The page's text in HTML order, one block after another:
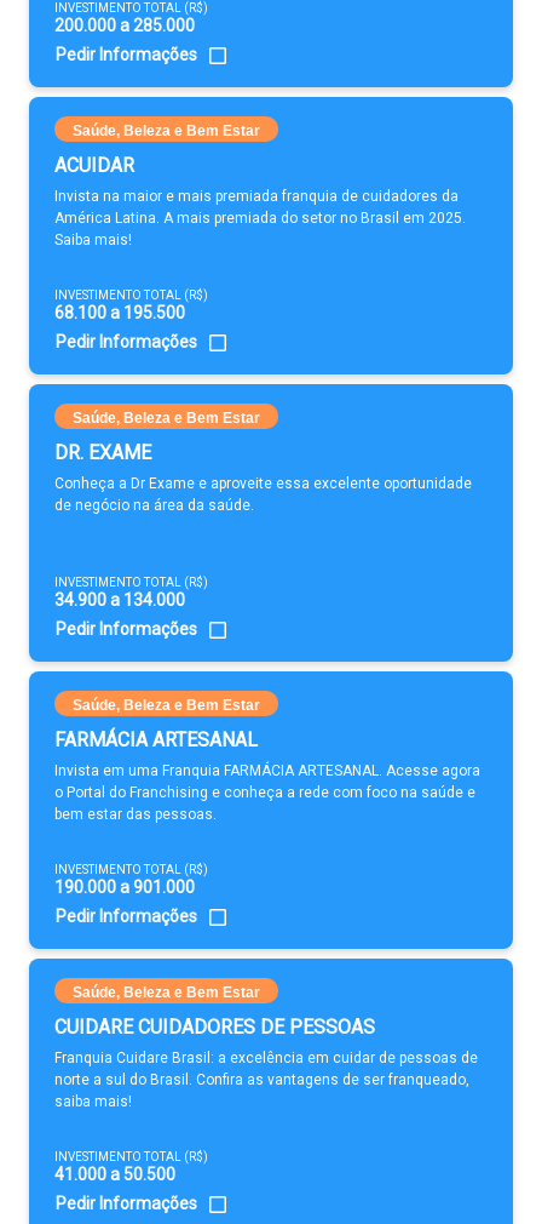
INVESTIMENTO TOTAL (R$)
200.000 a 285.000
Pedir Informações
Saúde, Beleza e Bem Estar
ACUIDAR
Invista na maior e mais premiada franquia de cuidadores da
América Latina. A mais premiada do setor no Brasil em 2025.
Saiba mais!
INVESTIMENTO TOTAL (R$)
68.100 a 195.500
Pedir Informações
Saúde, Beleza e Bem Estar
DR. EXAME
Conheça a Dr Exame e aproveite essa excelente oportunidade
de negócio na área da saúde.
INVESTIMENTO TOTAL (R$)
34.900 a 134.000
Pedir Informações
Saúde, Beleza e Bem Estar
FARMÁCIA ARTESANAL
Invista em uma Franquia FARMÁCIA ARTESANAL. Acesse agora
o Portal do Franchising e conheça a rede com foco na saúde e
bem estar das pessoas.
INVESTIMENTO TOTAL (R$)
190.000 a 901.000
Pedir Informações
Saúde, Beleza e Bem Estar
CUIDARE CUIDADORES DE PESSOAS
Franquia Cuidare Brasil: a excelência em cuidar de pessoas de
norte a sul do Brasil. Confira as vantagens de ser franqueado,
saiba mais!
INVESTIMENTO TOTAL (R$)
41.000 a 50.500
Pedir Informações